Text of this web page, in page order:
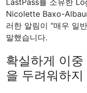
LastPass를 소유한
Nicolette Baxo-
러한 알림이 “매우 일
말했습니다.
확실하게 이
을 두려워하